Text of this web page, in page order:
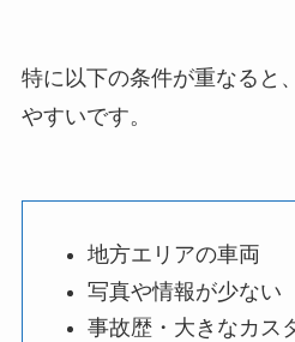
特に以下の条件が重なると
やすいです。
地方エリアの車両
写真や情報が少ない
事故歴・大きなカス